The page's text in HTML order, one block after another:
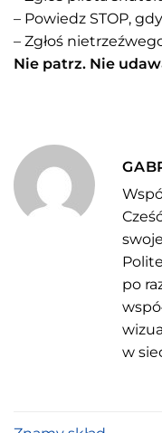
– Powiedz STOP,
– Zgłoś
Nie patrz. Nie
po
w